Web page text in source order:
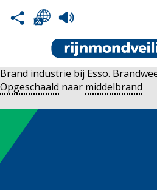
Brand industrie bij Esso.
Opgeschaald naar middelbrand